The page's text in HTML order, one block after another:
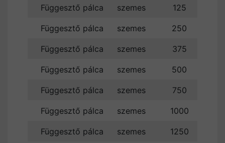
Függesztő pálca szemes 125
Függesztő pálca szemes 250
Függesztő pálca szemes 375
Függesztő pálca szemes 500
Függesztő pálca szemes 750
Függesztő pálca szemes 1000
Függesztő pálca szemes 1250